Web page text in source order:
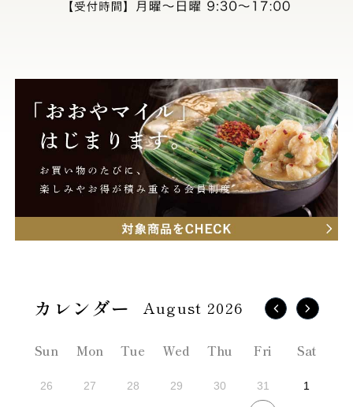
August 2026
Sun Mon Tue Wed Thu Fri Sat
26 27 28 29 30 31 1